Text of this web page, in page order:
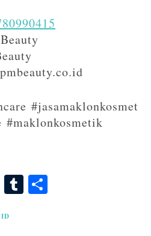
#jasamaklonkosmet
T
hr
ea
T
u